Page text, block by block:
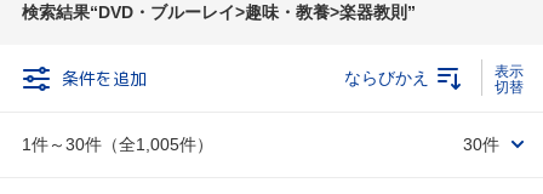
検索結果 DVD・ブルーレイ>趣味・教養>楽器教則
条件を追加
1件～30件（全1,005件）
ならびかえ
30件